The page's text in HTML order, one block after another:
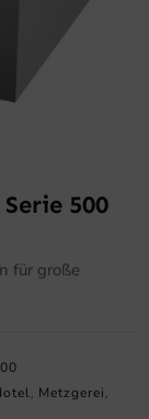
500
für große
Metzgerei